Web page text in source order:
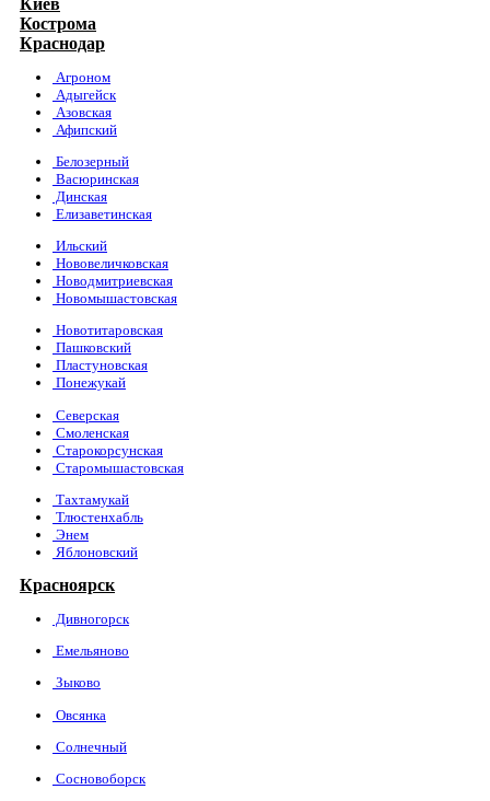
Киев
Кострома
Краснодар
Агроном
Адыгейск
Азовская
Афипский
Белозерный
Васюринская
Динская
Елизаветинская
Ильский
Нововеличковская
Новодмитриевская
Новомышастовская
Новотитаровская
Пашковский
Пластуновская
Понежукай
Северская
Смоленская
Старокорсунская
Старомышастовская
Тахтамукай
Тлюстенхабль
Энем
Яблоновский
Красноярск
Дивногорск
Емельяново
Зыково
Овсянка
Солнечный
Сосновоборск